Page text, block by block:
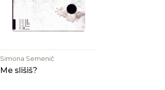
Simona Semenič
Me slišiš?